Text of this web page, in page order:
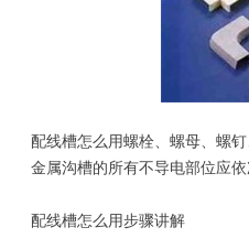
配线槽怎么用螺栓、螺母、螺
金属沟槽的所有不导电部位应
配线槽怎么用步骤讲解